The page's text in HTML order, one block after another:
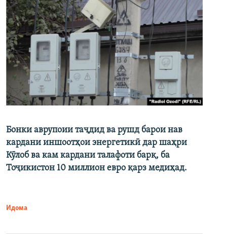
Бонки аврупоии таҷдид ва рушд барои нав
кардани иншоотҳои энергетикӣ дар шаҳри
Кӯлоб ва кам кардани талафоти барқ, ба
Тоҷикистон 10 миллион евро қарз медиҳад.
Идома